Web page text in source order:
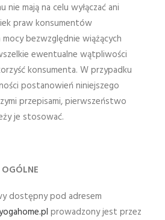
nie mają na celu wyłączać ani
praw konsumentów
mocy bezwzględnie wiążących
ewentualne wątpliwości
konsumenta. W przypadku
postanowień niniejszego
przepisami, pierwszeństwo
je stosować.
dostępny pod adresem
prowadzony jest przez